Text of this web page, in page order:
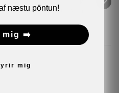
Greiða eftir 14 daga
næstu pöntun!
mig ➡️
mig